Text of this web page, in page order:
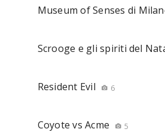
Museum of Senses di
Scrooge e gli spiriti del
Resident Evil 6
Coyote vs Acme 5